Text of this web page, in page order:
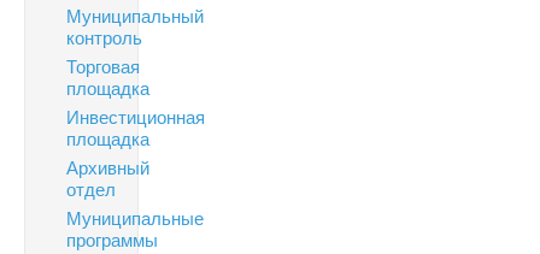
Муниципальный
контроль
Торговая
площадка
Инвестиционная
площадка
Архивный
отдел
Муниципальные
программы